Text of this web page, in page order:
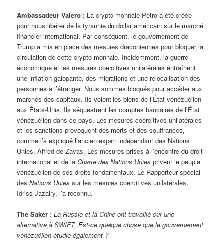
Ambassadeur Valero : La crypto-monnaie Petro a été créée
pour nous libérer de la tyrannie du dollar américain sur le marché
financier international. Par conséquent, le gouvernement de
Trump a mis en place des mesures draconiennes pour bloquer la
circulation de cette crypto-monnaie. Incidemment, la guerre
économique et les mesures coercitives unilatérales entraînent
une inflation galopante, des migrations et une relocalisation des
personnes à l’étranger. Nous sommes bloqués pour accéder aux
marchés des capitaux. Ils volent les biens de l’État vénézuélien
aux États-Unis. Ils séquestrent les comptes bancaires de l’État
vénézuélien dans ce pays. Les mesures coercitives unilatérales
et les sanctions provoquent des morts et des souffrances,
comme l’a expliqué l’ancien expert indépendant des Nations
Unies, Alfred de Zayas. Les mesures prises à l’encontre du droit
international et de laCharte des Nations Unies privent le peuple
vénézuélien de ses droits fondamentaux. Le Rapporteur spécial
des Nations Uniessur les mesures coercitives unilatérales,
Idriss Jazairy, l’a reconnu.
The Saker : La Russie et la Chine ont travaillé sur une
alternative à SWIFT. Est-ce quelque chose que le gouvernement
vénézuélien étudie également ?